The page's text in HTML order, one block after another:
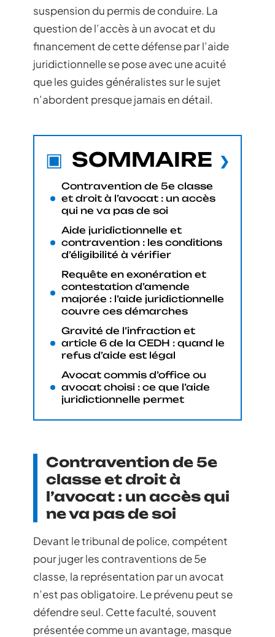
suspension du permis de conduire. La
question de l’accès à un avocat et du
financement de cette défense par l’aide
juridictionnelle se pose avec une acuité
que les guides généralistes sur le sujet
n’abordent presque jamais en détail.
SOMMAIRE
Contravention de 5e classe
et droit à l’avocat : un accès
qui ne va pas de soi
Aide juridictionnelle et
contravention : les conditions
d’éligibilité à vérifier
Requête en exonération et
contestation d’amende
majorée : l’aide juridictionnelle
couvre ces démarches
Gravité de l’infraction et
article 6 de la CEDH : quand le
refus d’aide est légal
Avocat commis d’office ou
avocat choisi : ce que l’aide
juridictionnelle permet
Contravention de 5e
classe et droit à
l’avocat : un accès qui
ne va pas de soi
Devant le tribunal de police, compétent
pour juger les contraventions de 5e
classe, la représentation par un avocat
n’est pas obligatoire. Le prévenu peut se
défendre seul. Cette faculté, souvent
présentée comme un avantage, masque